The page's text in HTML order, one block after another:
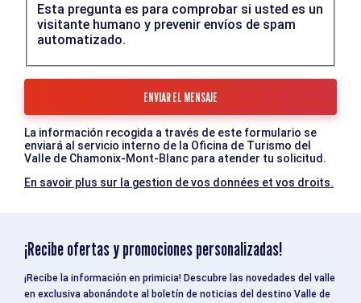
Esta pregunta es para comprobar si usted es un
visitante humano y prevenir envíos de spam
automatizado.
La información recogida a través de este formulario se
enviará al servicio interno de la Oficina de Turismo del
Valle de Chamonix-Mont-Blanc para atender tu solicitud.
En savoir plus sur la gestion de vos données et vos droits.
¡Recibe ofertas y promociones personalizadas!
¡Recibe la información en primicia! Descubre las novedades del valle
en exclusiva abonándote al boletín de noticias del destino Valle de